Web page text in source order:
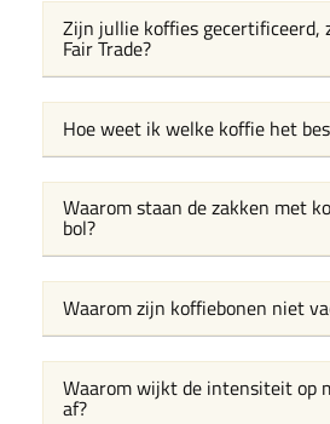
Zijn jullie koffies gecertificeerd,
Fair Trade?
Hoe weet ik welke koffie het
Waarom staan de zakken met
bol?
Waarom zijn koffiebonen niet
Waarom wijkt de intensiteit op
af?